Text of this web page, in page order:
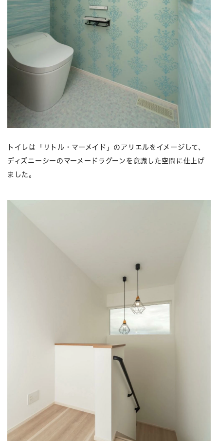
トイレは「リトル・マーメイド」のアリエルをイメージして、
ディズニーシーのマーメードラグーンを意識した空間に仕上げ
ました。